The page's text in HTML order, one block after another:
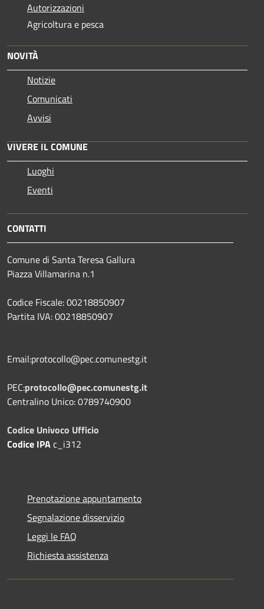
Autorizzazioni
Agricoltura e pesca
NOVITÀ
Notizie
Comunicati
Avvisi
VIVERE IL COMUNE
Luoghi
Eventi
CONTATTI
Comune di Santa Teresa Gallura
Piazza Villamarina n.1
Codice Fiscale: 00218850907
Partita IVA: 00218850907
Email:protocollo@pec.comunestg.it
PEC:protocollo@pec.comunestg.it
Centralino Unico: 0789740900
Codice Univoco Ufficio
Codice IPAc_i312
Prenotazione appuntamento
Segnalazione disservizio
Leggi le FAQ
Richiesta assistenza